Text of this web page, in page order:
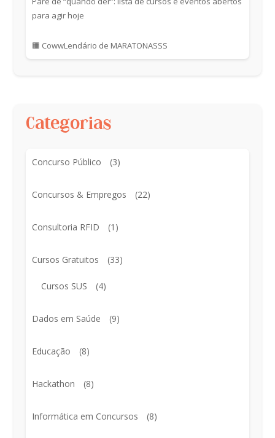
para agir hoje
🟧 CowwLendário de MARATONASSS
Categorias
Concurso Público (3)
Concursos & Empregos (22)
Consultoria RFID (1)
Cursos Gratuitos (33)
Cursos SUS (4)
Dados em Saúde (9)
Educação (8)
Hackathon (8)
Informática em Concursos (8)